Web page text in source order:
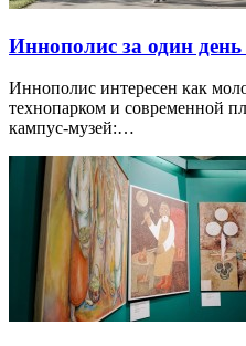
Иннополис за один
Иннополис интересен как
технопарком и современной
кампус-музей:…